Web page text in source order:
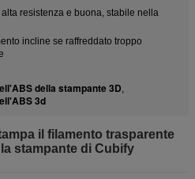
resistenza e buona, stabile nella
incline se raffreddato troppo
della stampante 3D,
3d
il filamento trasparente
stampante di Cubify